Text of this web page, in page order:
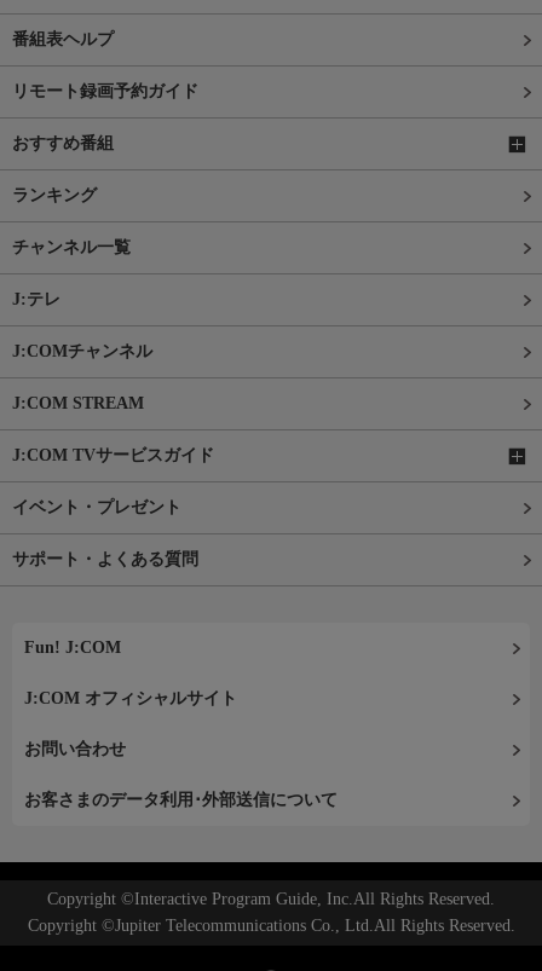
番組表ヘルプ
リモート録画予約ガイド
おすすめ番組
ランキング
チャンネル一覧
J:テレ
J:COMチャンネル
J:COM STREAM
J:COM TVサービスガイド
イベント・プレゼント
サポート・よくある質問
Fun! J:COM
J:COM オフィシャルサイト
お問い合わせ
お客さまのデータ利用･外部送信について
Copyright ©Interactive Program Guide, Inc.All Rights Reserved.
Copyright ©Jupiter Telecommunications Co., Ltd.All Rights Reserved.